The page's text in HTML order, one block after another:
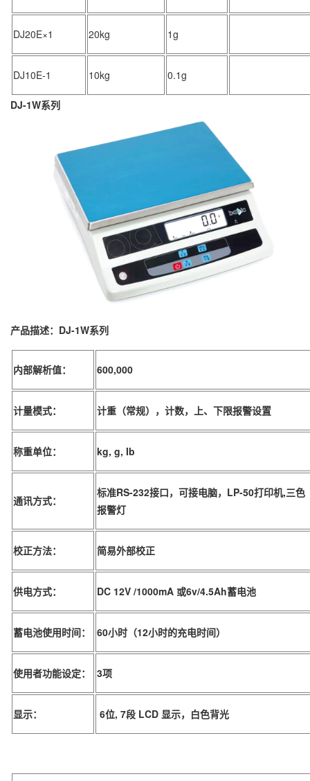
DJ20E×1 20kg 1g
DJ10E-1 10kg 0.1g
DJ-1W系列
产品描述： DJ-1W系列
内部解析值： 600,000
计量模式： 计重（常规），计数，上、下限报警设置
称重单位： kg, g, Ib
通讯方式：
标准RS-232接口，可接电脑，LP-50打印机,三色
报警灯
校正方法： 简易外部校正
供电方式： DC 12V /1000mA 或6v/4.5Ah蓄电池
蓄电池使用时间： 60小时（12小时的充电时间）
使用者功能设定： 3项
显示： 6位, 7段 LCD 显示，白色背光